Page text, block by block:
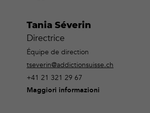
Tania Séverin
Directrice
Équipe de direction
tseverin@addictionsuisse.ch
+41 21 321 29 67
Maggiori informazioni